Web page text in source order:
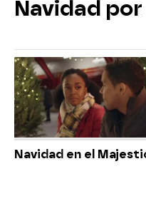
Navidad
Navidad en el